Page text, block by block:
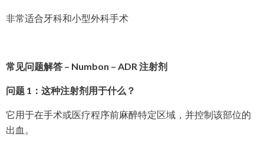
非常适合牙科和小型外科手术
常见问题解答 – Numbon – ADR 注射剂
问题 1：这种注射剂用于什么？
它用于在手术或医疗程序前麻醉特定区域，并控制该部位的
出血。